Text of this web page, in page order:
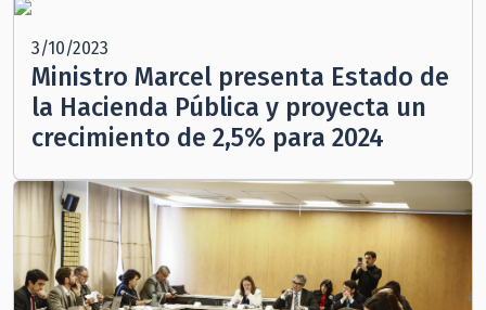
3/10/2023
Ministro Marcel presenta Estado de
la Hacienda Pública y proyecta un
crecimiento de 2,5% para 2024